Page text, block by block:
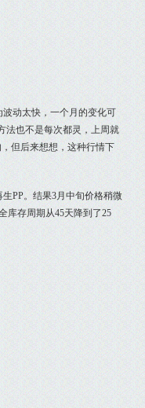
动太快，一个月的变化可
法也不是每次都灵，上周就
但后来想想，这种行情下
PP。结果3月中旬价格稍微
库存周期从45天降到了25